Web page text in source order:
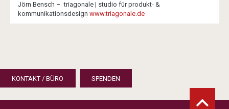
Jörn Bensch – triagonale | studio für produkt- &
kommunikationsdesign www.triagonale.de
KONTAKT / BÜRO SPENDEN